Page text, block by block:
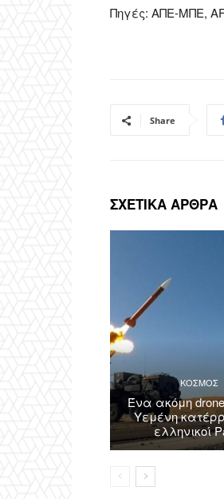
Πηγές: ΑΠΕ-ΜΠΕ,
Share
ΣΧΕΤΙΚΑ ΑΡΘΡΑ
ΚΟΣΜΟΣ
Ένα ακόμη
Υεμένη
ελληνικοί